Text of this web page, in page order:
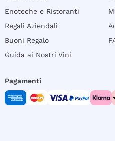
Enoteche e Ristoranti
Regali Aziendali
Buoni Regalo
Guida ai Nostri Vini
Pagamenti